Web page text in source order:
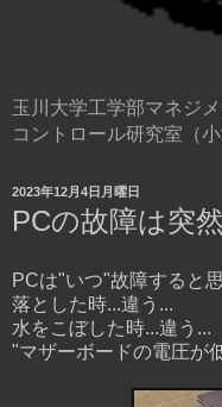
玉川大学工学部マネジ
コントロール研究室（小
2023年12月4日月曜日
PCの故障は突
PCは"いつ"故障すると
落とした時...違う...
水をこぼした時...違う...
"マザーボードの電圧が